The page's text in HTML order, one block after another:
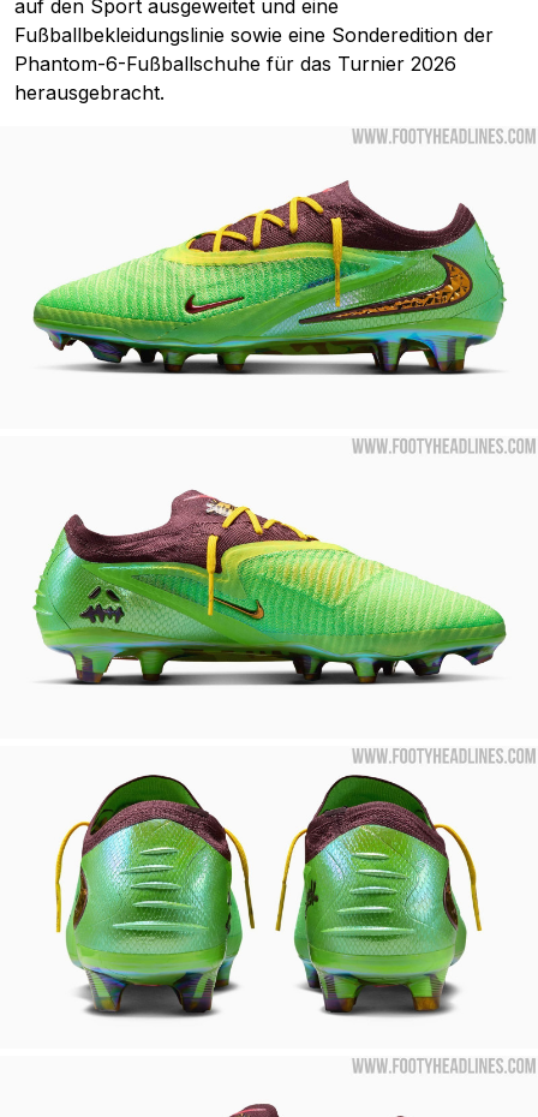
auf den Sport ausgeweitet und eine
Fußballbekleidungslinie sowie eine Sonderedition der
Phantom-6-Fußballschuhe für das Turnier 2026
herausgebracht.